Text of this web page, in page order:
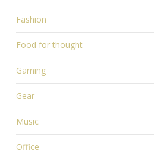
Fashion
Food for thought
Gaming
Gear
Music
Office